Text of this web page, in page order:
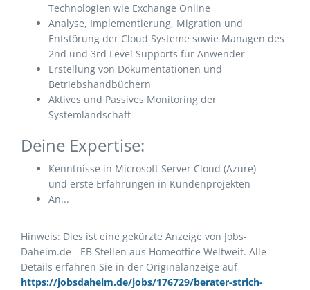
Technologien wie Exchange Online
Analyse, Implementierung, Migration und
Entstörung der Cloud Systeme sowie Managen des
2nd und 3rd Level Supports für Anwender
Erstellung von Dokumentationen und
Betriebshandbüchern
Aktives und Passives Monitoring der
Systemlandschaft
Deine Expertise:
Kenntnisse in Microsoft Server Cloud (Azure)
und erste Erfahrungen in Kundenprojekten
An...
Hinweis: Dies ist eine gekürzte Anzeige von Jobs-
Daheim.de - EB Stellen aus Homeoffice Weltweit. Alle
Details erfahren Sie in der Originalanzeige auf
https://jobsdaheim.de/jobs/176729/berater-strich-